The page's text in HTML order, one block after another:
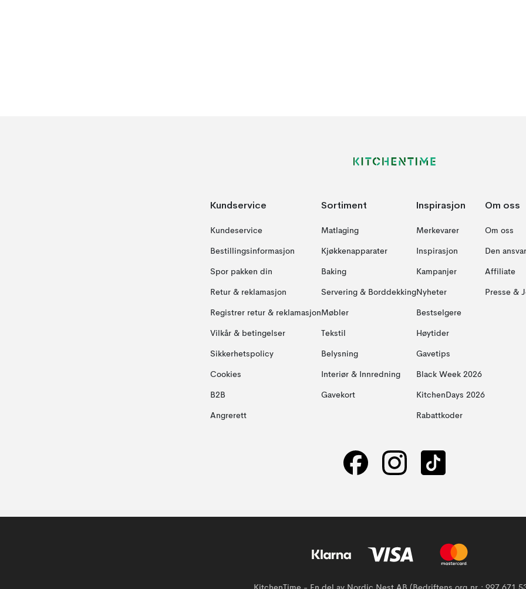
Kundservice
Kundeservice
Bestillingsinformasjon
Spor pakken din
Retur & reklamasjon
Registrer retur & reklamasjon
Vilkår & betingelser
Sikkerhetspolicy
Cookies
B2B
Angrerett
Sortiment
Matlaging
Kjøkkenapparater
Baking
Servering & Borddekking
Møbler
Tekstil
Belysning
Interiør & Innredning
Gavekort
Inspirasjon
Merkevarer
Inspirasjon
Kampanjer
Nyheter
Bestselgere
Høytider
Gavetips
Black Week 2026
KitchenDays 2026
Rabattkoder
Om oss
Om oss
Den
Affiliate
Presse &